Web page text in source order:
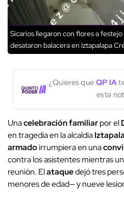
Sicarios llegaron con flores a
desataron balacera en Iztapalapa
¿Quieres que QP IA
esta
Unacelebración familiarpor el
en tragedia en la alcaldía
armadoirrumpiera en una
contra los asistentes mientras un
reunión. Elataquedejó tres
menores de edad— y nueve